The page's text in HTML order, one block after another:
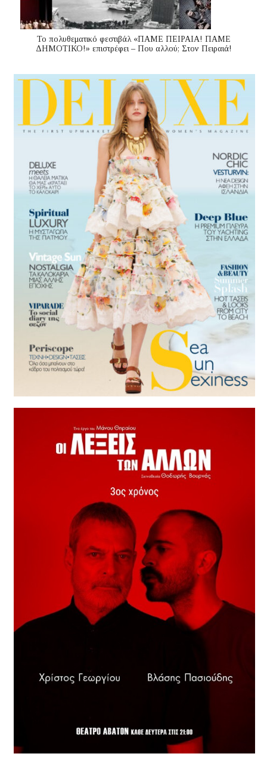
Το πολυθεματικό φεστιβάλ «ΠΑΜΕ ΠΕΙΡΑΙΑ! ΠΑΜΕ
ΔΗΜΟΤΙΚΟ!» επιστρέφει – Που αλλού; Στον Πειραιά!